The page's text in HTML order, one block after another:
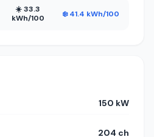
150 kW
204 ch
☀️ 33.3
kWh/100
❄️ 41.4 kWh/100